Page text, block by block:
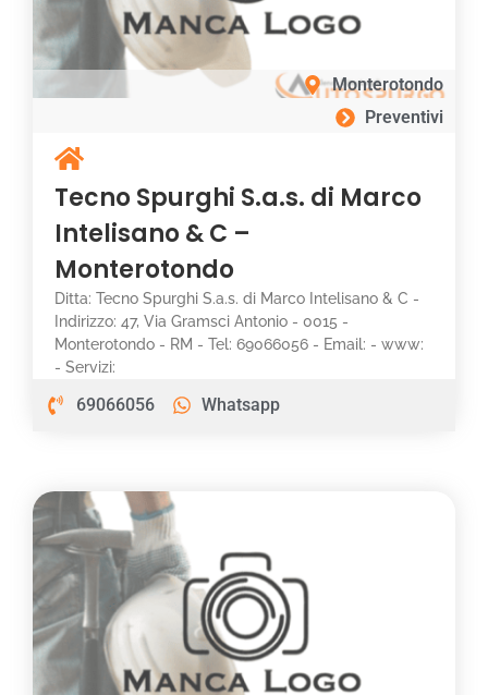
Monterotondo
Preventivi
Tecno Spurghi S.a.s. di Marco
Intelisano & C –
Monterotondo
Ditta: Tecno Spurghi S.a.s. di Marco Intelisano & C -
Indirizzo: 47, Via Gramsci Antonio - 0015 -
Monterotondo - RM - Tel: 69066056 - Email: - www:
- Servizi:
69066056 Whatsapp